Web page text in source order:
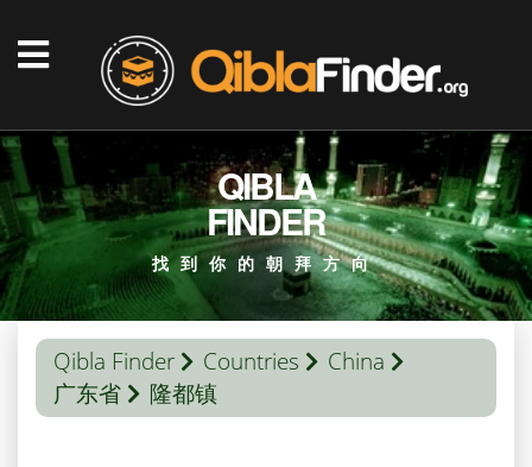
QIBLA
FINDER
找到你的朝拜方向
Qibla Finder Countries
China
广东省
隆都镇